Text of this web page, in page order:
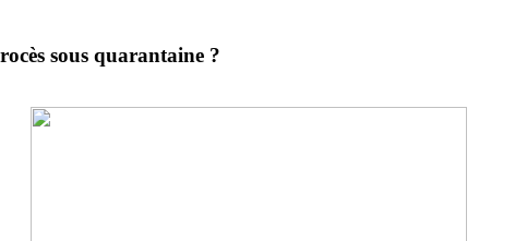
sous quarantaine ?